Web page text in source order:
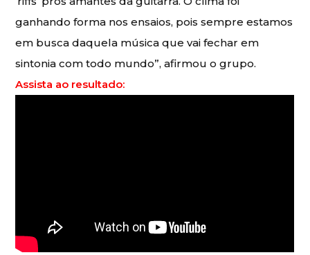
ganhando forma nos ensaios, pois sempre estamos
em busca daquela música que vai fechar em
sintonia com todo mundo”, afirmou o grupo.
Assista ao resultado: